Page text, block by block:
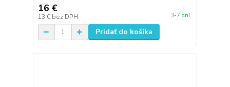
16 €
13 € bez DPH 3-7 dní
Pridať do košíka